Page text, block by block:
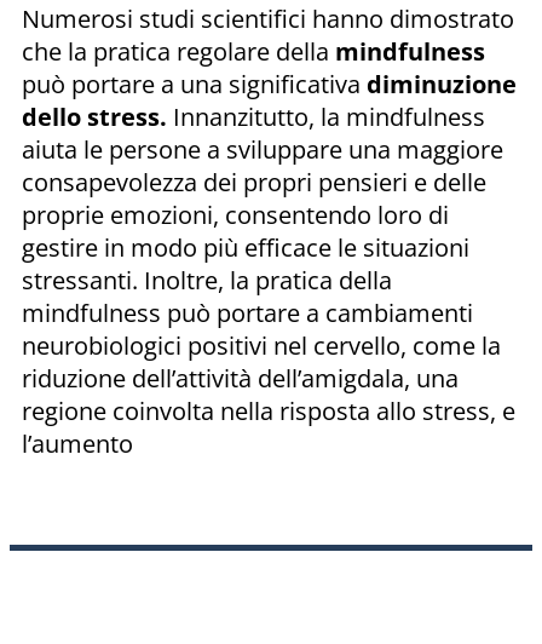
Numerosi studi scientifici hanno dimostrato
che la pratica regolare della mindfulness
può portare a una significativa diminuzione
dello stress. Innanzitutto, la mindfulness
aiuta le persone a sviluppare una maggiore
consapevolezza dei propri pensieri e delle
proprie emozioni, consentendo loro di
gestire in modo più efficace le situazioni
stressanti. Inoltre, la pratica della
mindfulness può portare a cambiamenti
neurobiologici positivi nel cervello, come la
riduzione dell’attività dell’amigdala, una
regione coinvolta nella risposta allo stress, e
l’aumento